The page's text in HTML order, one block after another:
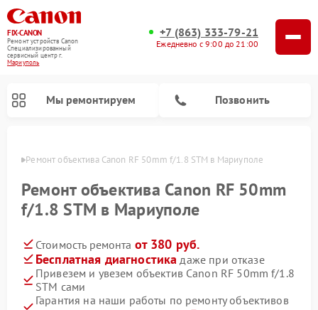
FIX-CANON
Ремонт устройств Canon
Специализированный
cервисный центр г.
Мариуполь
+7 (863) 333-79-21
Ежедневно с 9:00 до 21:00
Мы ремонтируем Позвонить
Ремонт объектива Canon RF 50mm f/1.8 STM в Мариуполе
Ремонт объектива Canon RF 50mm
f/1.8 STM в Мариуполе
Стоимость ремонта от 380 руб.
Бесплатная диагностика даже при отказе
Привезем и увезем объектив Canon RF 50mm f/1.8
STM сами
Гарантия на наши работы по ремонту объективов